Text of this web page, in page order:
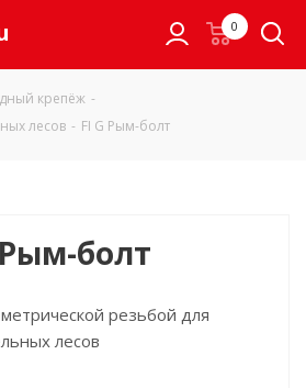
0
крепёж -
лесов - FI G Рым-болт
болт
резьбой для
лесов